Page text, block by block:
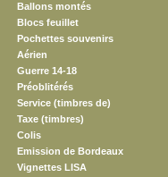
Ballons montés
Blocs feuillet
Pochettes souvenirs
Aérien
Guerre 14-18
Préoblitérés
Service (timbres de)
Taxe (timbres)
Colis
Emission de Bordeaux
Vignettes LISA